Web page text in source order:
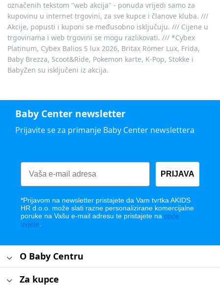
označenih tekstom "web akcija" - ponuda vrijedi samo za
kupovinu u internet trgovini, za sve kupce i članove kluba. ///
Akcije, popusti i kuponi se međusobno isključuju. /// Cijene u
trgovinama i web trgovini se mogu razlikovati. /// *Cybex
Platinum, Cybex Balios S lux 2026, Britax Römer Lux, Frida,
Baby Brezza, Scoot&Ride, Pokemon karte, K-Pop, Stokke i
BabyZen su isključeni iz akcija.
Baby Center newsletter
Prijavite se za primanje Baby Center newslettera
PRIJAVA
*Prijavom na newsletter pristajete da Vam tvrtka AKIDS
HR d.o.o. može slati razne personalizirane komercijalne
poruke na Vašu e-mail adresu te pristajete na opće
uvjete
O Baby Centru
Za kupce